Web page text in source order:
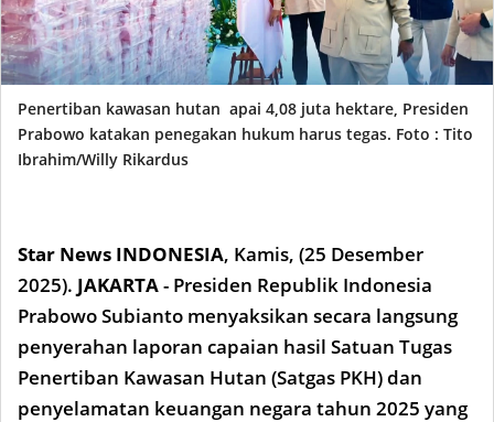
Penertiban kawasan hutan apai 4,08 juta hektare, Presiden
Prabowo katakan penegakan hukum harus tegas. Foto : Tito
Ibrahim/Willy Rikardus
Star News INDONESIA, Kamis, (25 Desember
2025). JAKARTA- Presiden Republik Indonesia
Prabowo Subianto menyaksikan secara langsung
penyerahan laporan capaian hasil Satuan Tugas
Penertiban Kawasan Hutan (Satgas PKH) dan
penyelamatan keuangan negara tahun 2025 yang